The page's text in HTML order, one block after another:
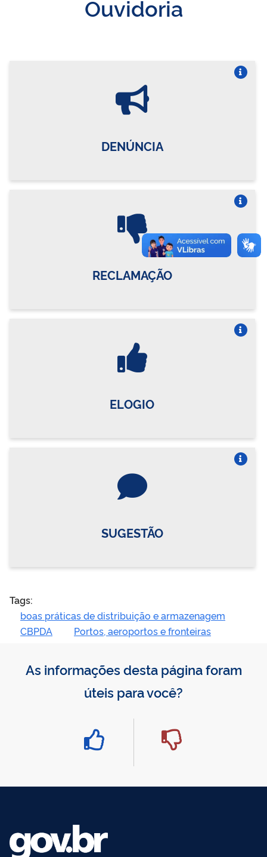
Ouvidoria
DENÚNCIA
RECLAMAÇÃO
ELOGIO
SUGESTÃO
Tags:
boas práticas de distribuição e armazenagem
CBPDA
Portos, aeroportos e fronteiras
As informações desta página foram
úteis para você?